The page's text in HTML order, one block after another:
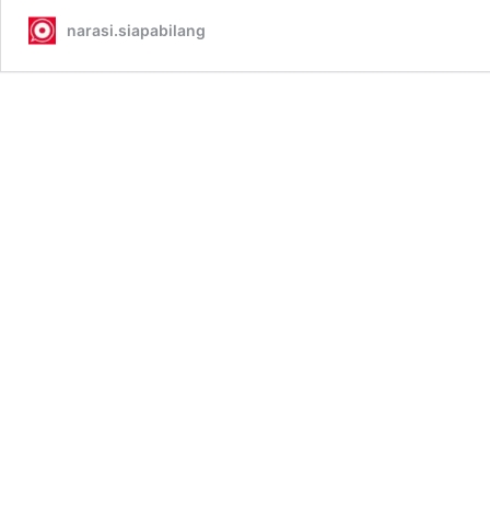
narasi.siapabilang